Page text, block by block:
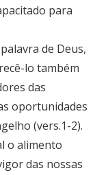
para
de Deus,
lo também
das
oportunidades
(vers.1-2).
o alimento
das nossas